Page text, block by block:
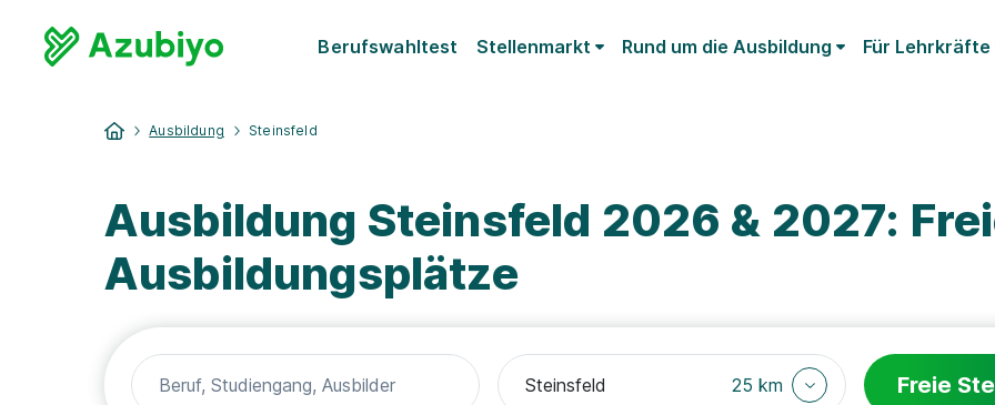
Berufswahltest Stellenmarkt Rund um die Ausbildung Für Lehrkräfte
Ausbildung Steinsfeld
Ausbildung Steinsfeld 2026 & 2027:
Ausbildungsplätze
25 km Freie